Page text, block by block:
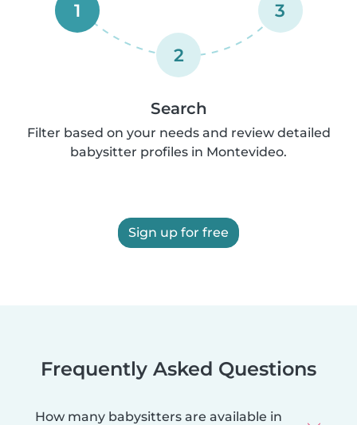
1
2
3
Search
Filter based on your needs and review detailed
babysitter profiles in Montevideo.
Sign up for free
Frequently Asked Questions
How many babysitters are available in